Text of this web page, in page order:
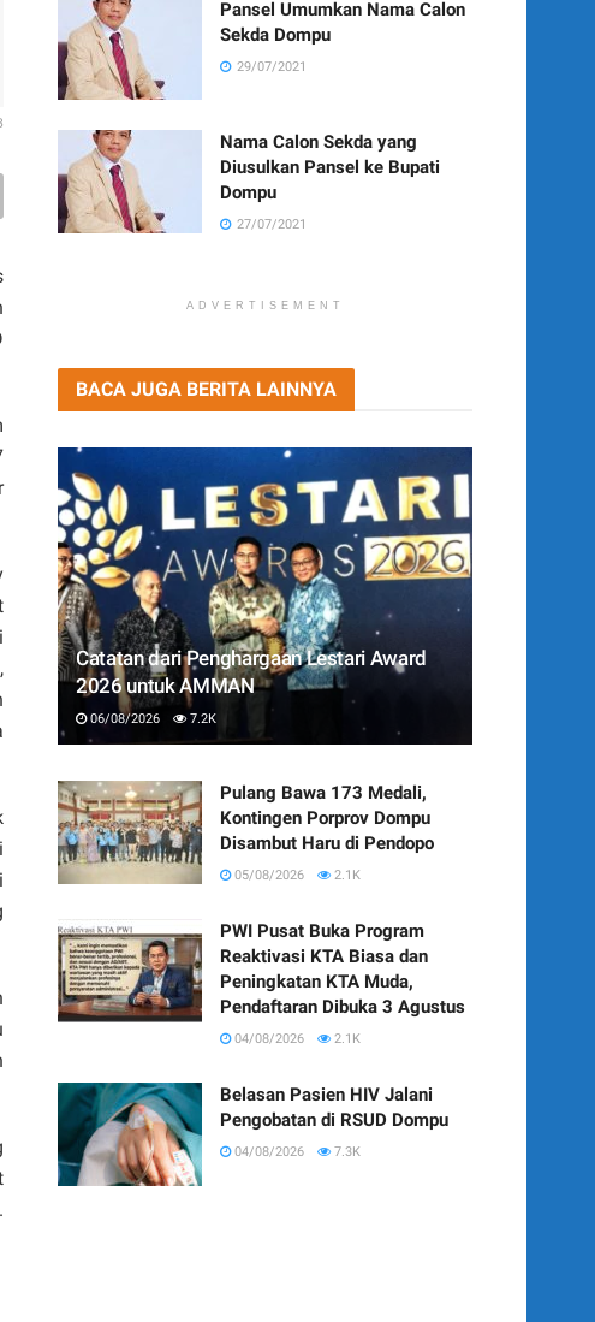
Pansel Umumkan Nama Calon
Sekda Dompu
29/07/2021
Nama Calon Sekda yang
Diusulkan Pansel ke Bupati
Dompu
27/07/2021
ADVERTISEMENT
BACA JUGA BERITA LAINNYA
Catatan dari Penghargaan Lestari Award
2026 untuk AMMAN
06/08/2026 7.2K
Pulang Bawa 173 Medali,
Kontingen Porprov Dompu
Disambut Haru di Pendopo
05/08/2026 2.1K
PWI Pusat Buka Program
Reaktivasi KTA Biasa dan
Peningkatan KTA Muda,
Pendaftaran Dibuka 3 Agustus
04/08/2026 2.1K
Belasan Pasien HIV Jalani
Pengobatan di RSUD Dompu
04/08/2026 7.3K